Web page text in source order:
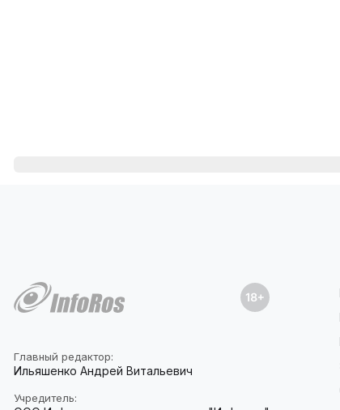
Главный редактор:
Ильяшенко Андрей Витальевич
Учредитель: